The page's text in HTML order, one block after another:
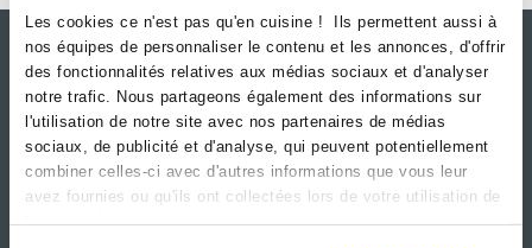
Les cookies ce n'est pas qu'en cuisine ! Ils permettent aussi à
nos équipes de personnaliser le contenu et les annonces, d'offrir
des fonctionnalités relatives aux médias sociaux et d'analyser
notre trafic. Nous partageons également des informations sur
l'utilisation de notre site avec nos partenaires de médias
sociaux, de publicité et d'analyse, qui peuvent potentiellement
combiner celles-ci avec d'autres informations que vous leur
avez fournies ou qu'ils ont collectées lors de votre utilisation de
leurs services.